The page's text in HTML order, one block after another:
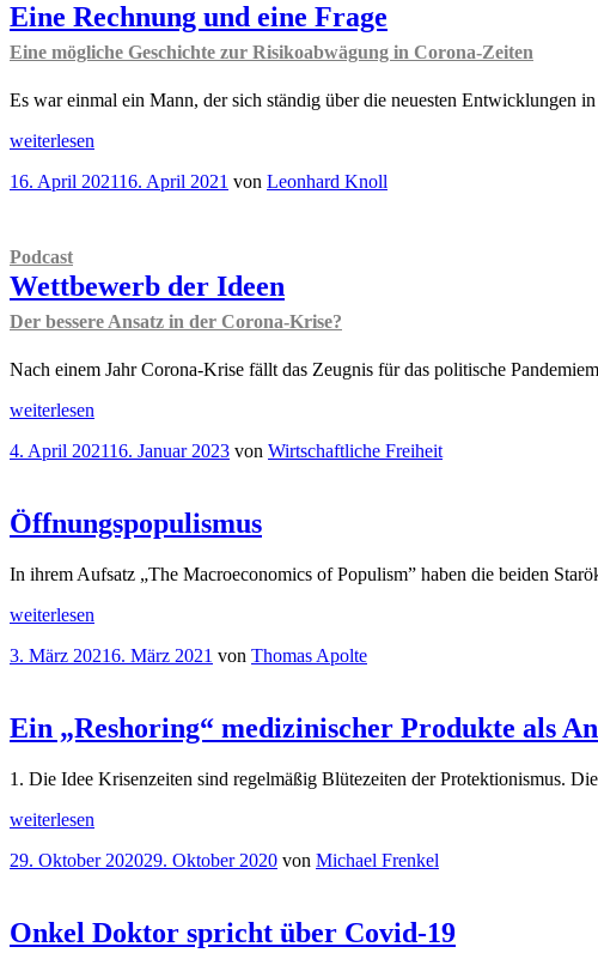
Eine Rechnung und eine Frage
Eine mögliche Geschichte zur Risikoabwägung in Corona-Zeiten
Es war einmal ein Mann, der sich ständig über die neuesten
„Am
Rand
und
eine
Frage
Eine
mögliche
zur
in
Corona-
Zeiten
weiterlesen
Veröffentlicht
16. April 202116. April 2021 von Leonhard Knoll
Podcast
Wettbewerb der Ideen
Der bessere Ansatz in der Corona-Krise?
Nach einem Jahr Corona-Krise fällt das Zeugnis für das politische
„Podcast
der
bessere
Ansatz
der
Krise?
“
weiterlesen
Veröffentlicht
4. April 202116. Januar 2023 von Wirtschaftliche Freiheit
Öffnungspopulismus
In ihrem Aufsatz „The Macroeconomics of Populism” haben die beiden
„Öffnungspopulismus“
weiterlesen
Veröffentlicht
3. März 20216. März 2021 von Thomas Apolte
Ein „Reshoring“ medizinischer Produkte als
1. Die Idee Krisenzeiten sind regelmäßig Blütezeiten der Protektionismus.
„Ein
medizinischer
Antwort
auf
weiterlesen
Veröffentlicht
29. Oktober 202029. Oktober 2020 von Michael Frenkel
Onkel Doktor spricht über Covid-19